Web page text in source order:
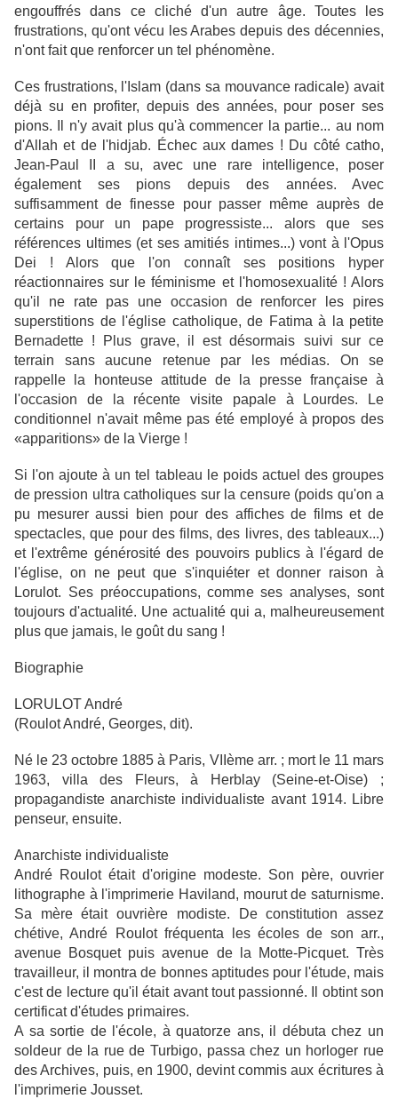
engouffrés dans ce cliché d'un autre âge. Toutes les
frustrations, qu'ont vécu les Arabes depuis des décennies,
n'ont fait que renforcer un tel phénomène.
Ces frustrations, l'Islam (dans sa mouvance radicale) avait
déjà su en profiter, depuis des années, pour poser ses
pions. Il n'y avait plus qu'à commencer la partie... au nom
d'Allah et de l'hidjab. Échec aux dames ! Du côté catho,
Jean-Paul II a su, avec une rare intelligence, poser
également ses pions depuis des années. Avec
suffisamment de finesse pour passer même auprès de
certains pour un pape progressiste... alors que ses
références ultimes (et ses amitiés intimes...) vont à l'Opus
Dei ! Alors que l'on connaît ses positions hyper
réactionnaires sur le féminisme et l'homosexualité ! Alors
qu'il ne rate pas une occasion de renforcer les pires
superstitions de l'église catholique, de Fatima à la petite
Bernadette ! Plus grave, il est désormais suivi sur ce
terrain sans aucune retenue par les médias. On se
rappelle la honteuse attitude de la presse française à
l'occasion de la récente visite papale à Lourdes. Le
conditionnel n'avait même pas été employé à propos des
«apparitions» de la Vierge !
Si l'on ajoute à un tel tableau le poids actuel des groupes
de pression ultra catholiques sur la censure (poids qu'on a
pu mesurer aussi bien pour des affiches de films et de
spectacles, que pour des films, des livres, des tableaux...)
et l'extrême générosité des pouvoirs publics à l'égard de
l'église, on ne peut que s'inquiéter et donner raison à
Lorulot. Ses préoccupations, comme ses analyses, sont
toujours d'actualité. Une actualité qui a, malheureusement
plus que jamais, le goût du sang !
Biographie
LORULOT André
(Roulot André, Georges, dit).
Né le 23 octobre 1885 à Paris, VIIème arr. ; mort le 11 mars
1963, villa des Fleurs, à Herblay (Seine-et-Oise) ;
propagandiste anarchiste individualiste avant 1914. Libre
penseur, ensuite.
Anarchiste individualiste
André Roulot était d'origine modeste. Son père, ouvrier
lithographe à l'imprimerie Haviland, mourut de saturnisme.
Sa mère était ouvrière modiste. De constitution assez
chétive, André Roulot fréquenta les écoles de son arr.,
avenue Bosquet puis avenue de la Motte-Picquet. Très
travailleur, il montra de bonnes aptitudes pour l'étude, mais
c'est de lecture qu'il était avant tout passionné. Il obtint son
certificat d'études primaires.
A sa sortie de l'école, à quatorze ans, il débuta chez un
soldeur de la rue de Turbigo, passa chez un horloger rue
des Archives, puis, en 1900, devint commis aux écritures à
l'imprimerie Jousset.